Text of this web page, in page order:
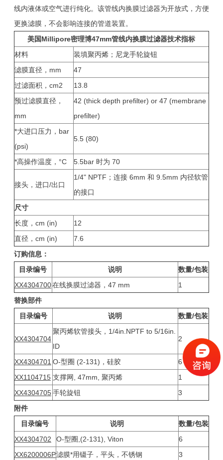
线内液体或空气进行纯化。该管线内换膜过滤器为开放式，方便
更换滤膜，不会影响连接的管道装置。
美国Millipore密理博47mm管线内换膜过滤器技术指标
材料
装填聚丙烯；尼龙手轮旋钮
滤膜直径，mm
47
过滤面积，cm2
13.8
预过滤膜直径，
mm
42 (thick depth prefilter) or 47 (membrane
prefilter)
*大进口压力，bar
(psi)
5.5 (80)
*高操作温度，°C 5.5bar 时为 70
接头，进口/出口
1/4" NPTF；连接 6mm 和 9.5mm 内径软管
的接口
尺寸
长度，cm (in)
12
直径，cm (in)
7.6
订购信息：
目录编号
说明
数量/包装
XX4304700在线换膜过滤器，47 mm
1
替换部件
目录编号
说明 数量/包装
XX4304704
聚丙烯软管接头，1/4in.NPTF to 5/16in.
ID
2
XX4304701 O-型圈 (2-131)，硅胶
6
XX1104715 支撑网, 47mm, 聚丙烯
1
XX4304705手轮旋钮
3
附件
目录编号
说明
数量/包装
XX4304702
O-型圈,(2-131), Viton
6
XX6200006P滤膜*用镊子，平头，不锈钢
3